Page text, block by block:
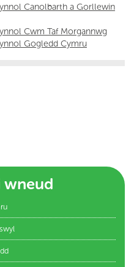
Canolbarth a Gorllewin
Cwm Taf Morgannwg
Gogledd Cymru
wneud